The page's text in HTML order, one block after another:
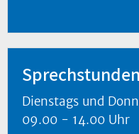
Dienstags und
09.00 - 14.00 Uhr